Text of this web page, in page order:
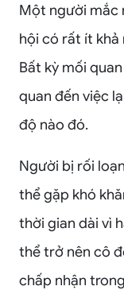
Một người mắc
hội có rất ít khả
Bất kỳ mối
quan đến việc
độ nào đó.
Người bị rối
thể gặp khó
thời gian dài vì
thể trở nên cô
chấp nhận